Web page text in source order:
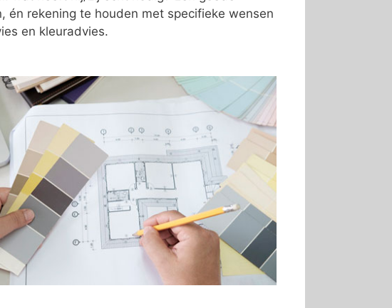
rekening te houden met specifieke wensen
en kleuradvies.